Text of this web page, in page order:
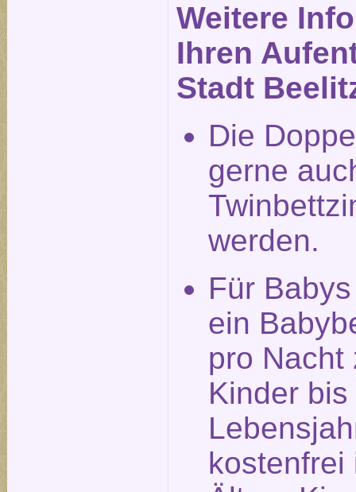
Weitere
Ihren
Stadt
Die
gerne
werden.
Für
ein
pro Nacht
Kinder
kostenfrei